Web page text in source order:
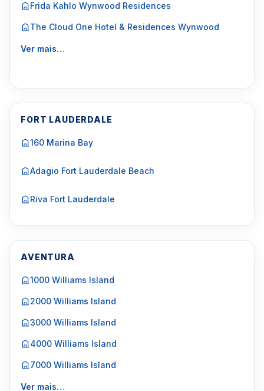
Frida Kahlo Wynwood Residences
The Cloud One Hotel & Residences Wynwood
Ver mais…
FORT LAUDERDALE
160 Marina Bay
Adagio Fort Lauderdale Beach
Riva Fort Lauderdale
AVENTURA
1000 Williams Island
2000 Williams Island
3000 Williams Island
4000 Williams Island
7000 Williams Island
Ver mais…